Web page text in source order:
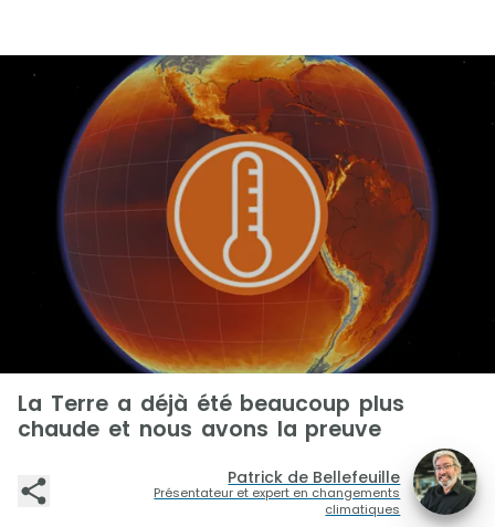
La Terre a déjà été beaucoup plus
chaude et nous avons la preuve
Patrick de Bellefeuille
Présentateur et expert en changements
climatiques